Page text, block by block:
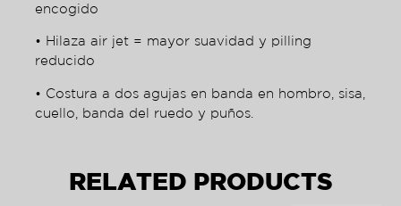
encogido
• Hilaza air jet = mayor suavidad y pilling
reducido
• Costura a dos agujas en banda en hombro, sisa,
cuello, banda del ruedo y puños.
RELATED PRODUCTS